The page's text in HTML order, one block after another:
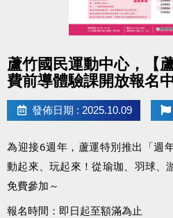
蘆竹國民運動中心，【
費前導體驗課開放報名中
發佈日期 : 2025.10.09
為迎接6週年，蘆運特別推出「週
動起來、玩起來！從瑜珈、羽球、
免費參加～
報名時間：即日起至額滿為止